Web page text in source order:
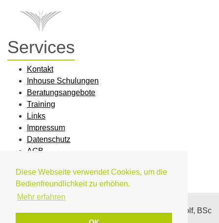
Diese Webseite verwendet Cookies, um die
Bedienfreundlichkeit zu erhöhen.
Mehr erfahren
Services
Kontakt
Inhouse Schulungen
Beratungsangebote
Training
Links
Impressum
Datenschutz
AGB
Mag. phil. Daniela Wolf, BSc